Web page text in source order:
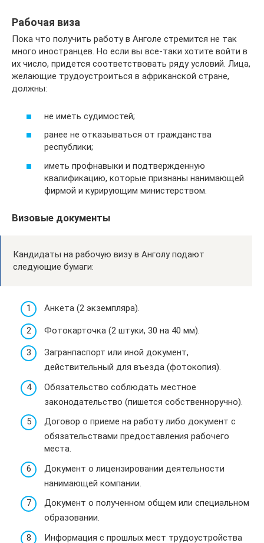
Рабочая виза
Пока что получить работу в Анголе стремится не так
много иностранцев. Но если вы все-таки хотите войти в
их число, придется соответствовать ряду условий. Лица,
желающие трудоустроиться в африканской стране,
должны:
не иметь судимостей;
ранее не отказываться от гражданства
республики;
иметь профнавыки и подтвержденную
квалификацию, которые признаны нанимающей
фирмой и курирующим министерством.
Визовые документы
Кандидаты на рабочую визу в Анголу подают
следующие бумаги:
Анкета (2 экземпляра).
Фотокарточка (2 штуки, 30 на 40 мм).
Загранпаспорт или иной документ,
действительный для въезда (фотокопия).
Обязательство соблюдать местное
законодательство (пишется собственноручно).
Договор о приеме на работу либо документ с
обязательствами предоставления рабочего
места.
Документ о лицензировании деятельности
нанимающей компании.
Документ о полученном общем или специальном
образовании.
Информация с прошлых мест трудоустройства